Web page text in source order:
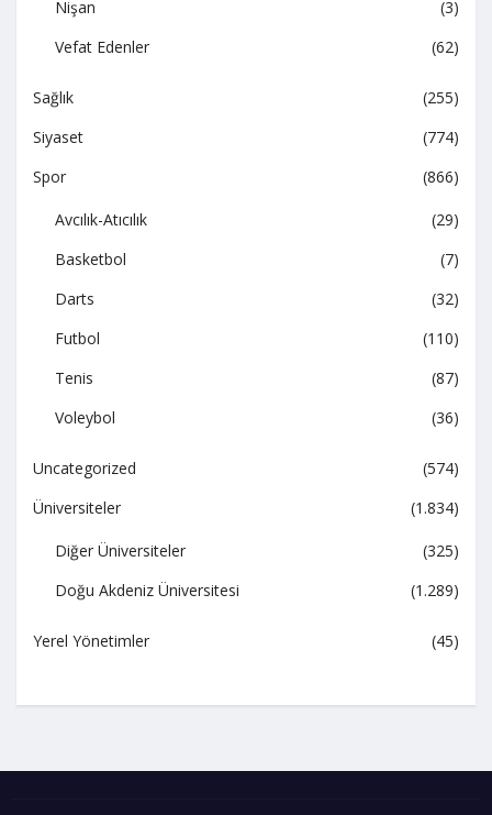
Nişan
(3)
Vefat Edenler
(62)
Sağlık
(255)
Siyaset
(774)
Spor
(866)
Avcılık-Atıcılık
(29)
Basketbol
(7)
Darts
(32)
Futbol
(110)
Tenis
(87)
Voleybol
(36)
Uncategorized
(574)
Üniversiteler
(1.834)
Diğer Üniversiteler
(325)
Doğu Akdeniz Üniversitesi
(1.289)
Yerel Yönetimler (45)